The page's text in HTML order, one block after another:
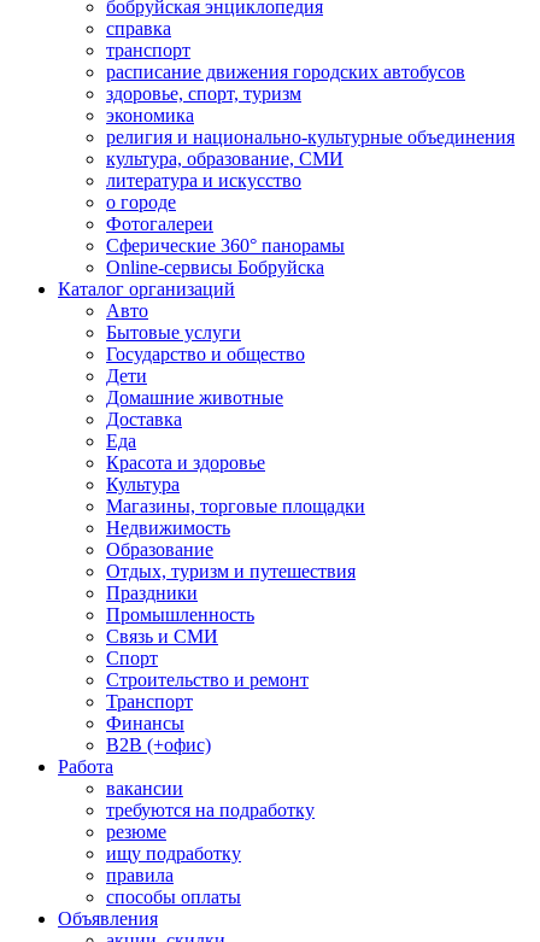
бобруйская энциклопедия
справка
транспорт
расписание движения городских автобусов
здоровье, спорт, туризм
экономика
религия и национально-культурные объединения
культура, образование, СМИ
литература и искусство
о городе
Фотогалереи
Сферические 360° панорамы
Online-сервисы Бобруйска
Каталог организаций
Авто
Бытовые услуги
Государство и общество
Дети
Домашние животные
Доставка
Еда
Красота и здоровье
Культура
Магазины, торговые площадки
Недвижимость
Образование
Отдых, туризм и путешествия
Праздники
Промышленность
Связь и СМИ
Спорт
Строительство и ремонт
Транспорт
Финансы
B2B (+офис)
Работа
вакансии
требуются на подработку
резюме
ищу подработку
правила
способы оплаты
Объявления